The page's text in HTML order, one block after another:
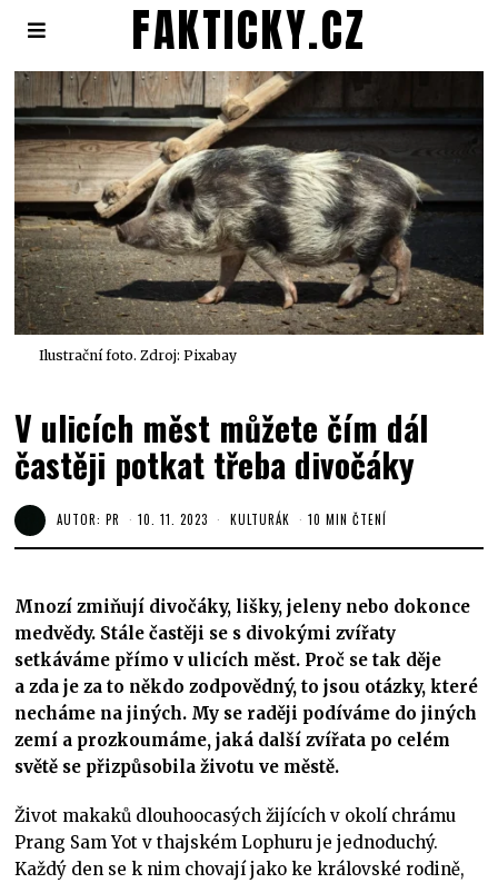
FAKTICKY.CZ
Ilustrační foto. Zdroj: Pixabay
V ulicích měst můžete čím dál
častěji potkat třeba divočáky
AUTOR:PR 10. 11. 2023 KULTURÁK 10 MIN ČTENÍ
Mnozí zmiňují divočáky, lišky, jeleny nebo dokonce
medvědy. Stále častěji se s divokými zvířaty
setkáváme přímo v ulicích měst. Proč se tak děje
a zda je za to někdo zodpovědný, to jsou otázky, které
necháme na jiných. My se raději podíváme do jiných
zemí a prozkoumáme, jaká další zvířata po celém
světě se přizpůsobila životu ve městě.
Život makaků dlouhoocasých žijících v okolí chrámu
Prang Sam Yot v thajském Lophuru je jednoduchý.
Každý den se k nim chovají jako ke královské rodině,